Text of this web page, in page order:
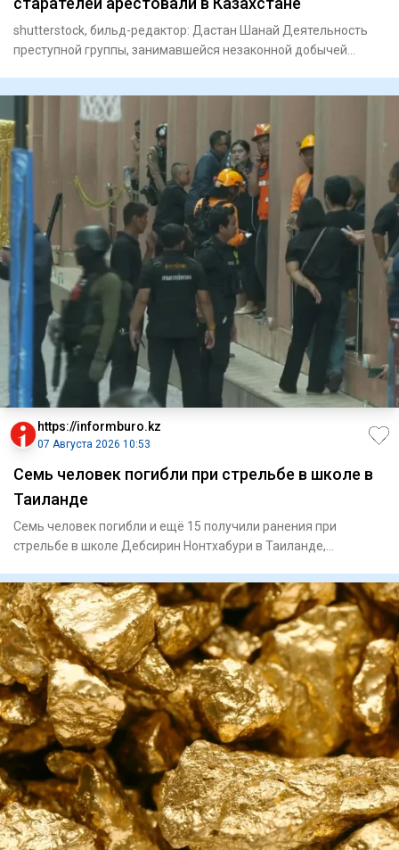
shutterstock, бильд-редактор: Дастан Шанай Деятельность
преступной группы, занимавшейся незаконной добычей
https://informburo.kz
07 Августа 2026 10:53
Семь человек погибли при стрельбе в школе в
Таиланде
Семь человек погибли и ещё 15 получили ранения при
стрельбе в школе Дебсирин Нонтхабури в Таиланде,